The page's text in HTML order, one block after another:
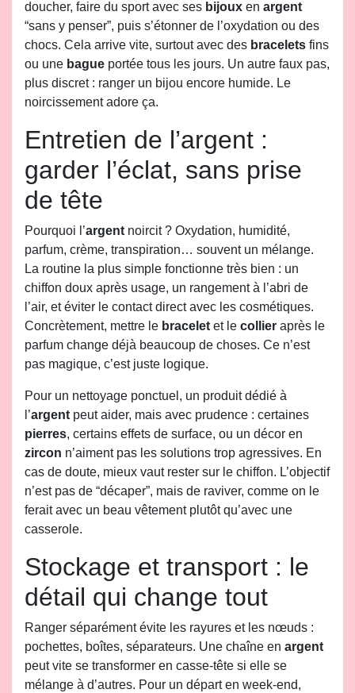
doucher, faire du sport avec ses bijoux en argent
“sans y penser”, puis s’étonner de l’oxydation ou des
chocs. Cela arrive vite, surtout avec des bracelets fins
ou une bague portée tous les jours. Un autre faux pas,
plus discret : ranger un bijou encore humide. Le
noircissement adore ça.
Entretien de l’argent :
garder l’éclat, sans prise
de tête
Pourquoi l’argent noircit ? Oxydation, humidité,
parfum, crème, transpiration… souvent un mélange.
La routine la plus simple fonctionne très bien : un
chiffon doux après usage, un rangement à l’abri de
l’air, et éviter le contact direct avec les cosmétiques.
Concrètement, mettre le bracelet et le collier après le
parfum change déjà beaucoup de choses. Ce n’est
pas magique, c’est juste logique.
Pour un nettoyage ponctuel, un produit dédié à
l’argent peut aider, mais avec prudence : certaines
pierres, certains effets de surface, ou un décor en
zircon n’aiment pas les solutions trop agressives. En
cas de doute, mieux vaut rester sur le chiffon. L’objectif
n’est pas de “décaper”, mais de raviver, comme on le
ferait avec un beau vêtement plutôt qu’avec une
casserole.
Stockage et transport : le
détail qui change tout
Ranger séparément évite les rayures et les nœuds :
pochettes, boîtes, séparateurs. Une chaîne en argent
peut vite se transformer en casse-tête si elle se
mélange à d’autres. Pour un départ en week-end,